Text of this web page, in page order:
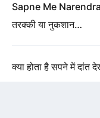
Sapne Me Narendra
तरक्की या नुकशान…
क्या होता है सपने में